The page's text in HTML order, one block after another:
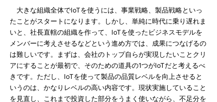
大きな組織全体でIoTを使うには、事業戦略、製品戦略といっ
たことがスタートになります。しかし、単純に時代に乗り遅れま
いと、社長直轄の組織を作って、IoTを使ったビジネスモデルを
メンバーに考えさせるなどという進め方では、成果につなげるの
は難しいです。まずは、会社のトップ自らが実現したいことクリ
アにすることが最初で、そのための道具の1つがIoTだと考えるべ
きです。ただし、IoTを使って製品の品質レベルを向上させると
いうのは、かなりレベルの高い内容です。現状実施していること
を見直し、これまで投資した部分をうまく使いながら、不足分を